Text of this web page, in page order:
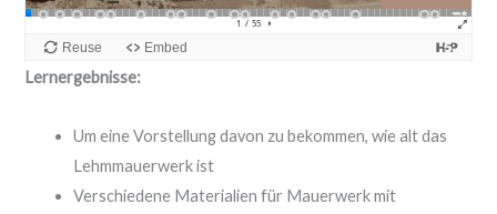
Lernergebnisse:
Um eine Vorstellung davon zu bekommen, wie alt das
Lehmmauerwerk ist
Verschiedene Materialien für Mauerwerk mit